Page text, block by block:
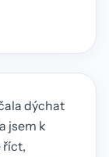
dýchat
jsem k
říct,